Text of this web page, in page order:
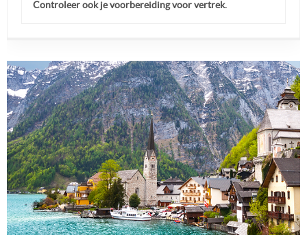
Controleer ook je voorbereiding voor vertrek.